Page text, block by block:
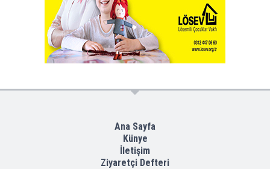
Ana Sayfa
Künye
İletişim
Ziyaretçi Defteri